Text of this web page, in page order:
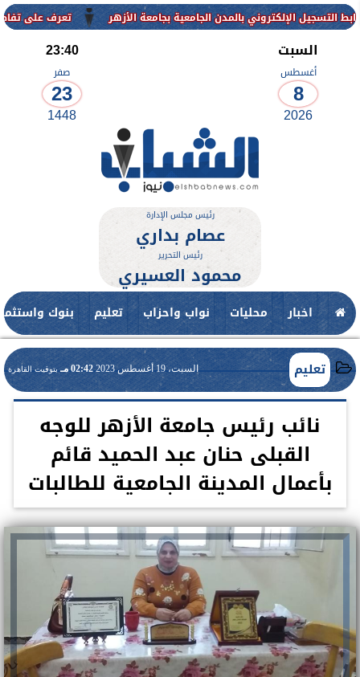
تعرف على تفاصيل وشروط بالمدن الجامعية بجامعة الأزهر
السبت
أغسطس
8
2026
23:40
صفر
23
1448
رئيس مجلس الإدارة
عصام بداري
رئيس التحرير
محمود العسيري
اخبار محليات نواب واحزاب تعليم بنوك
تعليم السبت، 19 أغسطس 2023 02:42 مـ بتوقيت القاهرة
نائب رئيس جامعة الأزهر للوجه
القبلى حنان عبد الحميد قائم
بأعمال المدينة الجامعية للطالبات